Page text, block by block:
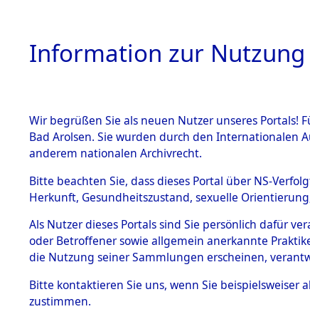
HOME
BESTÄNDE
Inhaftierungsdoku
mente
5. Verschiedenes
Todesmärsche
5.3.1 Alliierte
Information zur Nutzung
Wir begrüßen Sie als neuen Nutzer unseres Portals!
Bad Arolsen. Sie wurden durch den Internationalen
anderem nationalen Archivrecht.
Bitte beachten Sie, dass dieses Portal über NS-
Herkunft, Gesundheitszustand, sexuelle
Als Nutzer dieses Portals sind Sie persönlich dafür
oder Betroffener sowie allgemein anerkannte
die Nutzung seiner Sammlungen erscheinen,
Bitte kontaktieren Sie uns, wenn Sie
zustimmen.